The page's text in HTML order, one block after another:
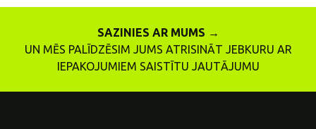
SAZINIES AR MUMS →
UN MĒS PALĪDZĒSIM JUMS ATRISINĀT JEBKURU AR
IEPAKOJUMIEM SAISTĪTU JAUTĀJUMU